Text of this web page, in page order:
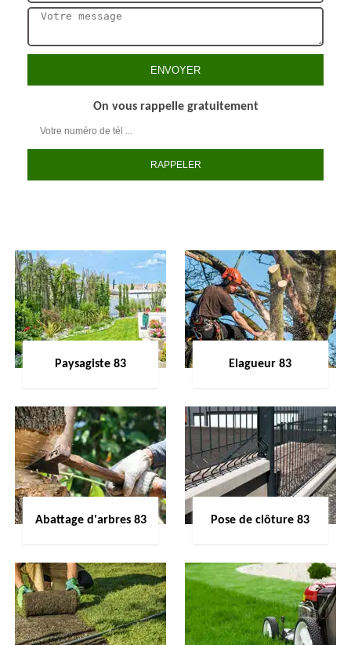
On vous rappelle gratuitement
Paysagiste 83 Elagueur 83
Abattage d'arbres 83 Pose de clôture 83